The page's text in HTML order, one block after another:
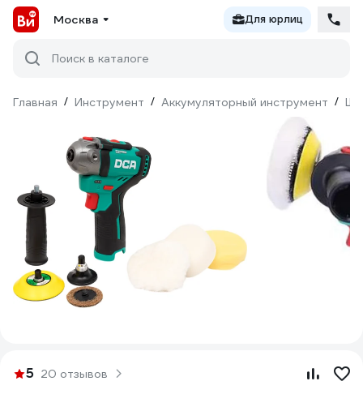
Москва Для юрлиц
Поиск в каталоге
Главная / Инструмент / Аккумуляторный инструмент /
5 20 отзывов